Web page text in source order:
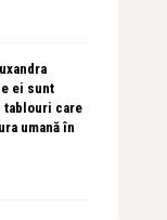
ei sunt
tablouri care
umană în